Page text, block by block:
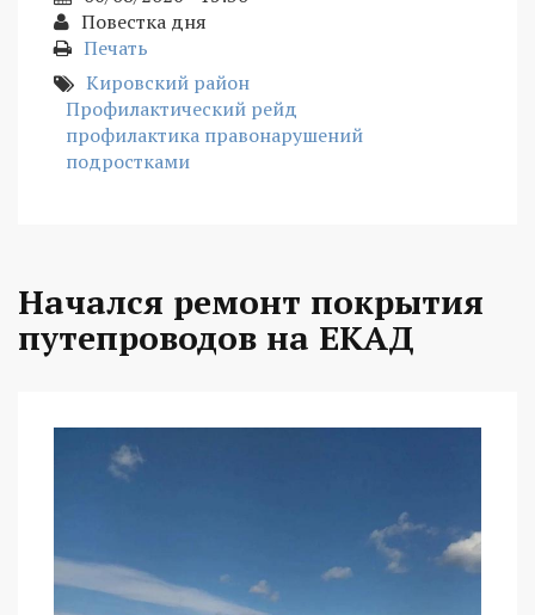
Повестка дня
Печать
Кировский район
Профилактический рейд
профилактика правонарушений
подростками
Начался ремонт покрытия
путепроводов на ЕКАД